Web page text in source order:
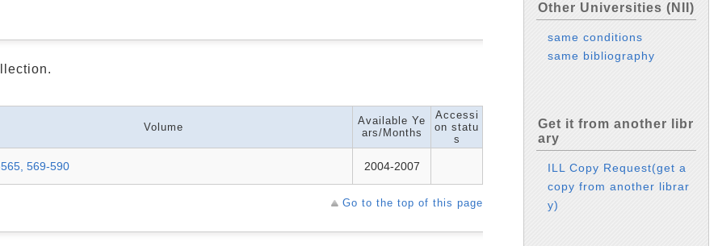
Volume
Available Ye
ars/Months
Accessi
on statu
s
569-590 2004-2007
Go to the top of this page
Other Universities (NII)
same conditions
same bibliography
Get it from another libr
ary
ILL Copy Request(get a
copy from another librar
y)